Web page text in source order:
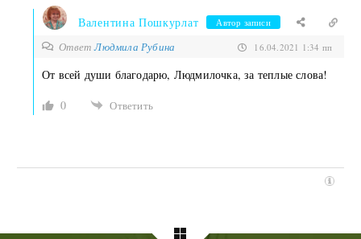
Валентина Пошкурлат Автор записи
ОтветЛюдмила Рубина 16.04.2021 1:34 пп
От всей души благодарю, Людмилочка, за теплые слова!
0
Ответить